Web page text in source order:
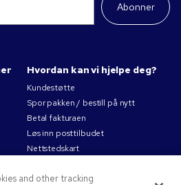
Abonner
Hvordan kan vi hjelpe deg?
Kundestøtte
Spor pakken / bestill på nytt
Betal fakturaen
Løs inn posttilbudet
Nettstedskart
and other tracking